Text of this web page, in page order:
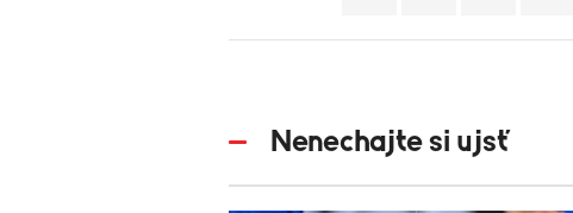
Nenechajte si ujsť